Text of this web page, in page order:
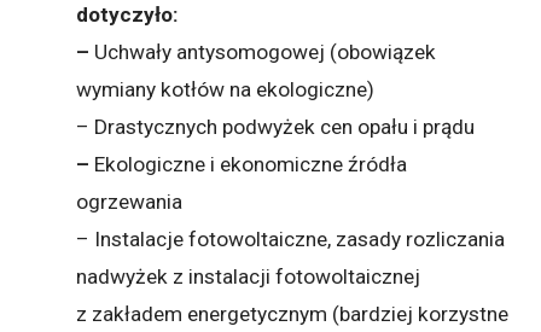
dotyczyło:
– Uchwały antysomogowej (obowiązek
wymiany kotłów na ekologiczne)
– Drastycznych podwyżek cen opału i prądu
– Ekologiczne i ekonomiczne źródła
ogrzewania
– Instalacje fotowoltaiczne, zasady rozliczania
nadwyżek z instalacji fotowoltaicznej
z zakładem energetycznym (bardziej korzystne